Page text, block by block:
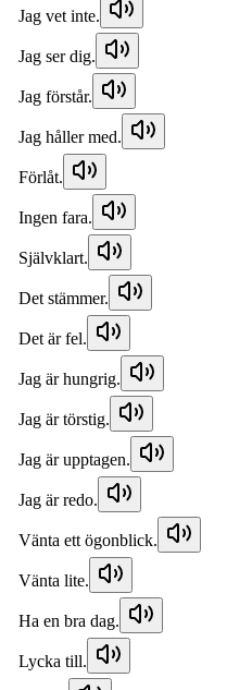
Jag vet inte.
Jag ser dig.
Jag förstår.
Jag håller med.
Förlåt.
Ingen fara.
Självklart.
Det stämmer.
Det är fel.
Jag är hungrig.
Jag är törstig.
Jag är upptagen.
Jag är redo.
Vänta ett ögonblick.
Vänta lite.
Ha en bra dag.
Lycka till.